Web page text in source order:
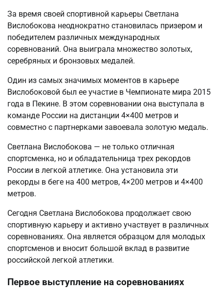
За время своей спортивной карьеры Светлана
Вислобокова неоднократно становилась призером и
победителем различных международных
соревнований. Она выиграла множество золотых,
серебряных и бронзовых медалей.
Один из самых значимых моментов в карьере
Вислобоковой был ее участие в Чемпионате мира 2015
года в Пекине. В этом соревновании она выступала в
команде России на дистанции 4×400 метров и
совместно с партнерками завоевала золотую медаль.
Светлана Вислобокова — не только отличная
спортсменка, но и обладательница трех рекордов
России в легкой атлетике. Она установила эти
рекорды в беге на 400 метров, 4×200 метров и 4×400
метров.
Сегодня Светлана Вислобокова продолжает свою
спортивную карьеру и активно участвует в различных
соревнованиях. Она является образцом для молодых
спортсменов и вносит большой вклад в развитие
российской легкой атлетики.
Первое выступление на соревнованиях